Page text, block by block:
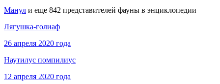
Манул и еще 842 представителей фауны в энциклопедии
Лягушка-голиаф
26 апреля 2020 года
Наутилус помпилиус
12 апреля 2020 года